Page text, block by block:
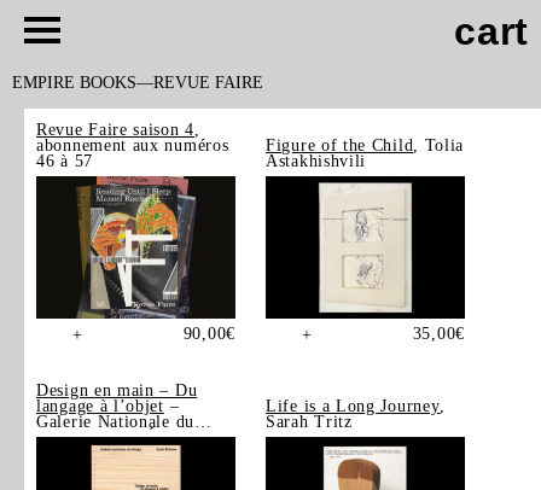
cart
EMPIRE BOOKS REVUE FAIRE
Revue Faire saison 4
abonnement aux numéros
46 à 57
+ 90,00€
Figure of the Child
, Tolia
Astakhishvili
+ 35,00€
Design en main – Du
langage à l’objet –
Galerie Nationale du
Design, Saint-Étienne
Life is a Long Journey,
Sarah Tritz